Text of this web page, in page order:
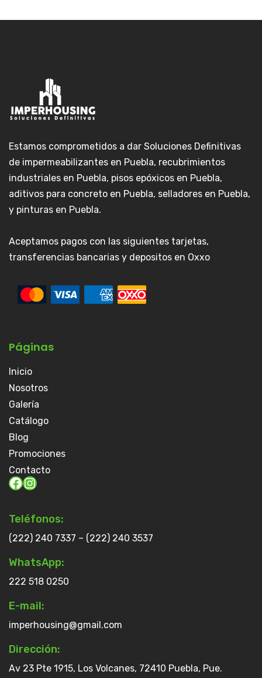
Estamos comprometidos a dar Soluciones Definitivas
de impermeabilizantes en Puebla, recubrimientos
industriales en Puebla, pisos epóxicos en Puebla,
aditivos para concreto en Puebla, selladores en Puebla,
y pinturas en Puebla.
Aceptamos pagos con las siguientes tarjetas,
transferencias bancarias y depositos en Oxxo
Páginas
Inicio
Nosotros
Galería
Catálogo
Blog
Promociones
Contacto
Teléfonos:
(222) 240 7337 – (222) 240 3537
WhatsApp:
222 518 0250
E-mail:
imperhousing@gmail.com
Dirección:
Av 23 Pte 1915, Los Volcanes, 72410 Puebla, Pue.